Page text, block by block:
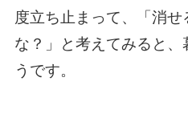
度立ち止まって、「消
な？」と考えてみると
うです。